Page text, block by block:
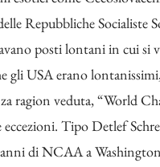
Repubbliche Socialiste
posti lontani in cui si
gli USA erano
ragion veduta, “World
Tipo Detlef
di NCAA a